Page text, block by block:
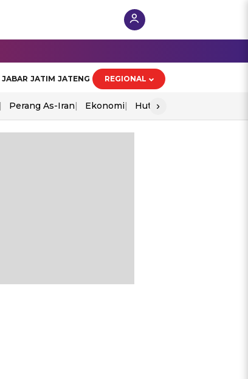
JABAR JATIM JATENG REGIONAL
Perang As-Iran Ekonomi Hut Ri
›